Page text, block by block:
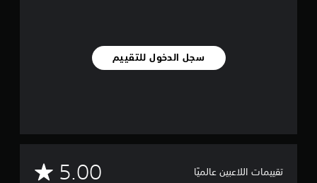
سجل الدخول للتقييم
تقييمات اللاعبين عالميًا 5.00 م